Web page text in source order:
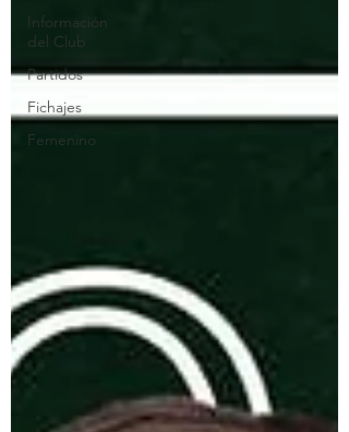
Información
del Club
Partidos
Fichajes
Femenino